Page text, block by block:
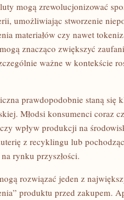
mogą zrewolucjonizować
umożliwiając stworzenie
materiałów czy nawet
znacząco zwiększyć
ważne w kontekście
prawdopodobnie staną się
Młodsi konsumenci coraz
wpływ produkcji na
z recyklingu lub
rynku przyszłości.
rozwiązać jeden z
produktu przed zakupem.